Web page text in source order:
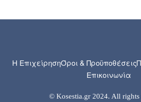
Η ΕπιχείρησηΌροι & Προϋποθέσεις
Επικοινωνία
© Kosestia.gr 2024. All rights